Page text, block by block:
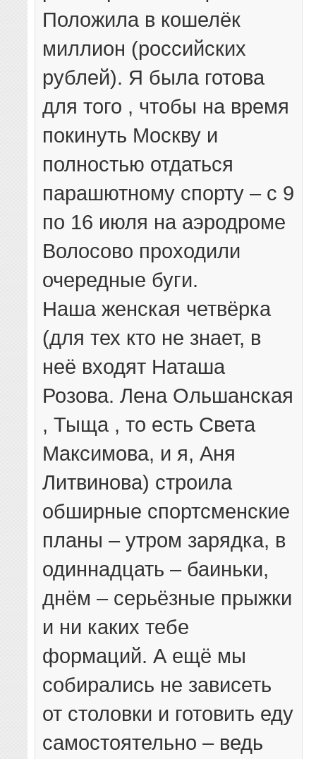
Положила в кошелёк
миллион (российских
рублей). Я была готова
для того , чтобы на время
покинуть Москву и
полностью отдаться
парашютному спорту – с 9
по 16 июля на аэродроме
Волосово проходили
очередные буги.
Наша женская четвёрка
(для тех кто не знает, в
неё входят Наташа
Розова. Лена Ольшанская
, Тыща , то есть Света
Максимова, и я, Аня
Литвинова) строила
обширные спортсменские
планы – утром зарядка, в
одиннадцать – баиньки,
днём – серьёзные прыжки
и ни каких тебе
формаций. А ещё мы
собирались не зависеть
от столовки и готовить еду
самостоятельно – ведь